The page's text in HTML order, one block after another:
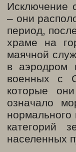
Исключение
– они
период,
храме на
маячной
в аэродром
военных с
которые
означало
категорий
населенных